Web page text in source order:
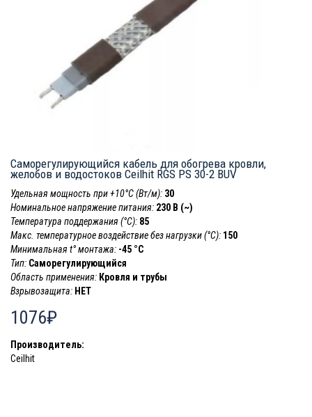
Саморегулирующийся кабель для обогрева кровли,
желобов и водостоков Ceilhit RGS PS 30-2 BUV
Удельная мощность при +10°С (Вт/м): 30
Номинальное напряжение питания: 230 В (~)
Температура поддержания (°С): 85
Макс. температурное воздействие без нагрузки (°С): 150
Минимальная t° монтажа: -45 °С
Тип: Саморегулирующийся
Область применения: Кровля и трубы
Взрывозащита: НЕТ
1076₽
Производитель:
Ceilhit